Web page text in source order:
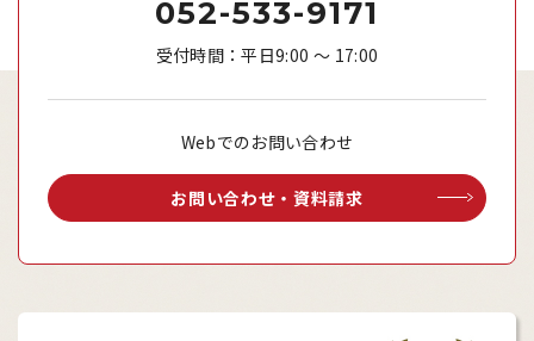
052-533-9171
受付時間：平日9:00 ～ 17:00
Webでのお問い合わせ
お問い合わせ・資料請求